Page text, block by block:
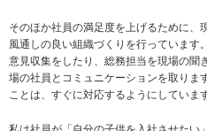
そのほか社員の満足度を上げるために、
風通しの良い組織づくりを行っています
意見収集をしたり、総務担当を現場の聞
場の社員とコミュニケーションを取りま
ことは、すぐに対応するようにしています